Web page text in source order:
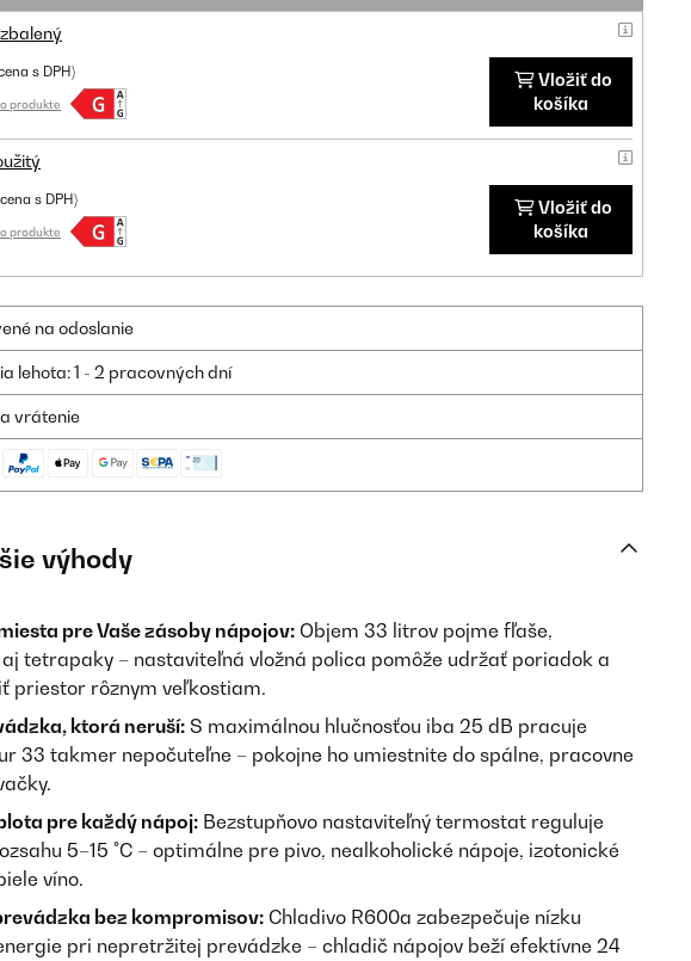
s DPH)
produkte
Vložiť do
košíka
s DPH)
produkte
Vložiť do
košíka
na odoslanie
lehota: 1 - 2 pracovných dní
vrátenie
výhody
pre Vaše zásoby nápojov: Objem 33 litrov pojme fľaše,
tetrapaky – nastaviteľná vložná polica pomôže udržať poriadok a
priestor rôznym veľkostiam.
ktorá neruší: S maximálnou hlučnosťou iba 25 dB pracuje
33 takmer nepočuteľne – pokojne ho umiestnite do spálne, pracovne
pre každý nápoj: Bezstupňovo nastaviteľný termostat reguluje
5–15 °C – optimálne pre pivo, nealkoholické nápoje, izotonické
víno.
bez kompromisov: Chladivo R600a zabezpečuje nízku
pri nepretržitej prevádzke – chladič nápojov beží efektívne 24